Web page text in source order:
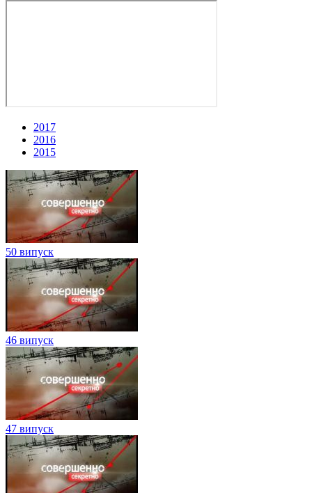
2017
2016
2015
50 випуск
46 випуск
47 випуск